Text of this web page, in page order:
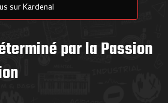
sur Kardenal
par la Passion